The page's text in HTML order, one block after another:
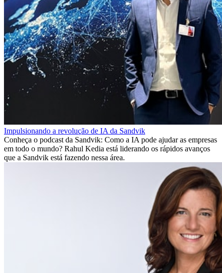
Impulsionando a revolução de IA da Sandvik
Conheça o podcast da Sandvik: Como a IA pode ajudar as empresas
em todo o mundo? Rahul Kedia está liderando os rápidos avanços
que a Sandvik está fazendo nessa área.